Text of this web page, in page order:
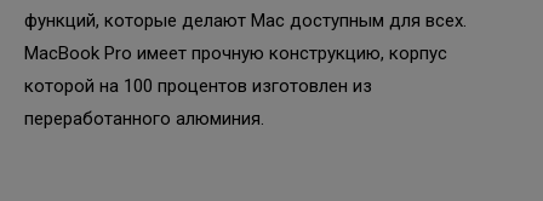
функций, которые делают Mac доступным для всех.
MacBook Pro имеет прочную конструкцию, корпус
которой на 100 процентов изготовлен из
переработанного алюминия.